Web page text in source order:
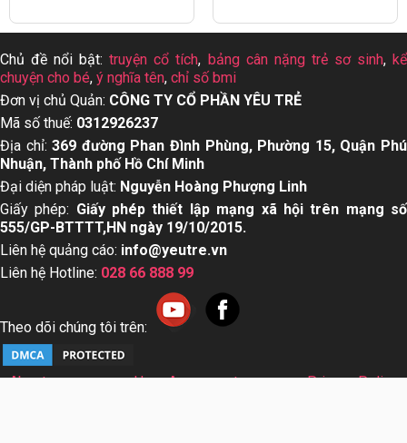
Chủ đề nổi bật:truyện cổ tích, bảng cân nặng trẻ sơ sinh,kể
chuyện cho bé, ý nghĩa tên, chỉ số bmi
Đơn vị chủ Quản: CÔNG TY CỔ PHẦN YÊU TRẺ
Mã số thuế: 0312926237
Địa chỉ:369 đường Phan Đình Phùng, Phường 15, Quận Phú
Nhuận, Thành phố Hồ Chí Minh
Đại diện pháp luật: Nguyễn Hoàng Phượng Linh
Giấy phép: Giấy phép thiết lập mạng xã hội trên mạng số
555/GP-BTTTT,HN ngày 19/10/2015.
Liên hệ quảng cáo: info@yeutre.vn
Liên hệ Hotline: 028 66 888 99
Theo dõi chúng tôi trên:
About us User Agreement
Privacy Policy